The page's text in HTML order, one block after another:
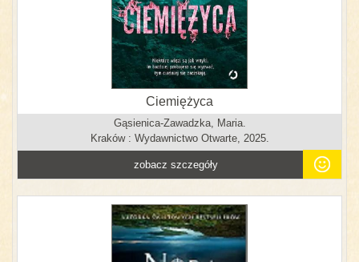
Ciemiężyca
Gąsienica-Zawadzka, Maria.
Kraków : Wydawnictwo Otwarte, 2025.
zobacz szczegóły